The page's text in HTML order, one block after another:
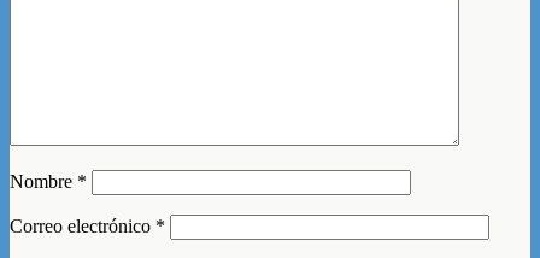
Nombre *
Correo electrónico *